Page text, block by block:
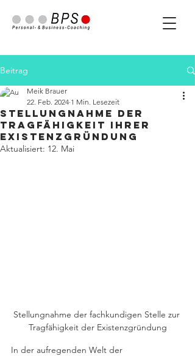
Beitrag
Stellungnahme der
Tragfähigkeit Ihrer
Existenzgründung
Meik Brauer
22. Feb. 2024 1 Min. Lesezeit
Aktualisiert: 12. Mai
Stellungnahme der fachkundigen Stelle zur
Tragfähigkeit der Existenzgründung
In der aufregenden Welt der